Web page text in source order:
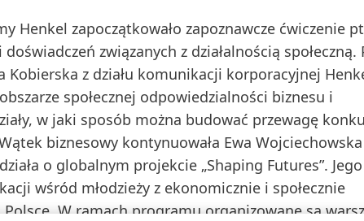
zapoczątkowało zapoznawcze ćwiczenie pt.
związanych z działalnością społeczną.
z działu komunikacji korporacyjnej
społecznej odpowiedzialności biznesu i
w jaki sposób można budować przewagę
biznesowy kontynuowała Ewa
o globalnym projekcie „Shaping Futures”.
wśród młodzieży z ekonomicznie i społecznie
W ramach programu organizowane są